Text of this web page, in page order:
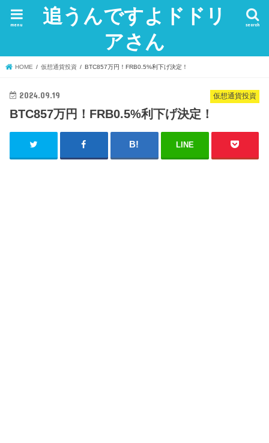
追うんですよドドリ
アさん
search
menu
HOME 仮想通貨投資 BTC857万円！FRB0.5%利下げ決定！
仮想通貨投資
2024.09.19
BTC857万円！FRB0.5%利下げ決定！
LINE